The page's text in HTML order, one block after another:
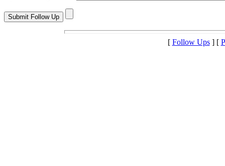
[ Follow Ups] [